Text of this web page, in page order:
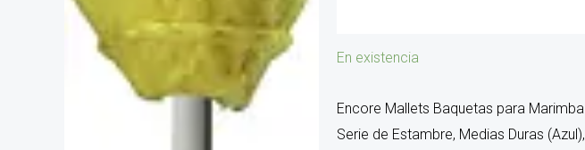
En existencia
Encore Mallets Baquetas para Marimba
Serie de Estambre, Medias Duras (Azul),